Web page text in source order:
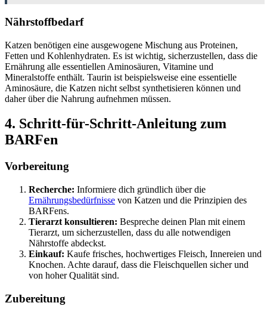
Nährstoffbedarf
Katzen benötigen eine ausgewogene Mischung aus Proteinen,
Fetten und Kohlenhydraten. Es ist wichtig, sicherzustellen, dass die
Ernährung alle essentiellen Aminosäuren, Vitamine und
Mineralstoffe enthält. Taurin ist beispielsweise eine essentielle
Aminosäure, die Katzen nicht selbst synthetisieren können und
daher über die Nahrung aufnehmen müssen.
4. Schritt-für-Schritt-Anleitung zum
BARFen
Vorbereitung
Recherche: Informiere dich gründlich über die
Ernährungsbedürfnisse von Katzen und die Prinzipien des
BARFens.
Tierarzt konsultieren: Bespreche deinen Plan mit einem
Tierarzt, um sicherzustellen, dass du alle notwendigen
Nährstoffe abdeckst.
Einkauf: Kaufe frisches, hochwertiges Fleisch, Innereien und
Knochen. Achte darauf, dass die Fleischquellen sicher und
von hoher Qualität sind.
Zubereitung